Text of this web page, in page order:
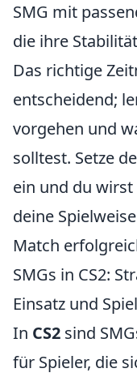
SMG mit
die ihre
Das richtige
entscheidend;
vorgehen und
solltest. Setze
ein und du
deine
Match
SMGs in CS2:
Einsatz und
In CS2 sind
für Spieler, die